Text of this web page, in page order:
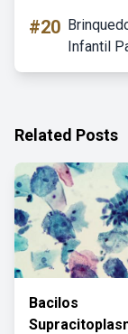
#20
Infantil
Related Posts
Bacilos